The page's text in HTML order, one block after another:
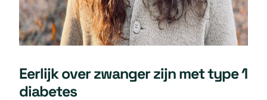
Eerlijk over zwanger zijn met type 1
diabetes